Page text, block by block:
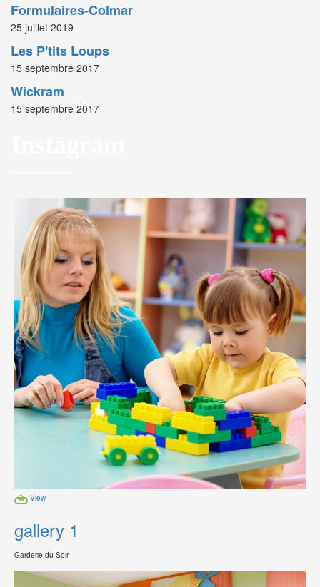
Formulaires-Colmar
25 juillet 2019
Les P'tits Loups
15 septembre 2017
Wickram
15 septembre 2017
View
gallery 1
Garderie du Soir